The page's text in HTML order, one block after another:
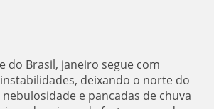
do Brasil, janeiro segue com
deixando o norte do
e pancadas de chuva